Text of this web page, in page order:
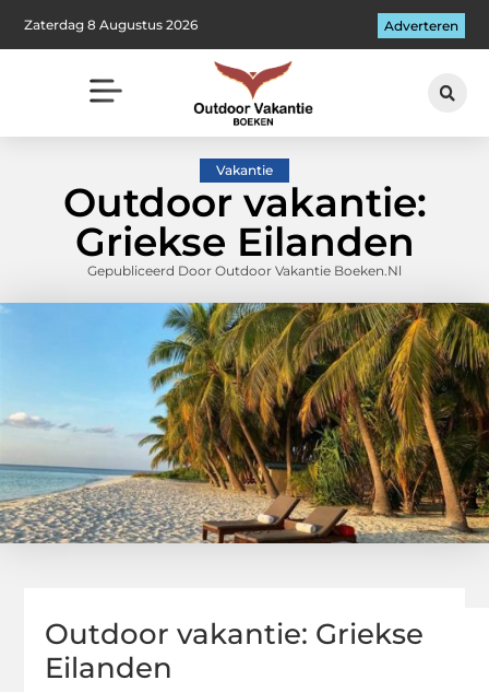
Zaterdag 8 Augustus 2026 Adverteren
Vakantie
Outdoor vakantie:
Griekse Eilanden
Gepubliceerd Door Outdoor Vakantie Boeken.nl
Outdoor vakantie: Griekse
Eilanden